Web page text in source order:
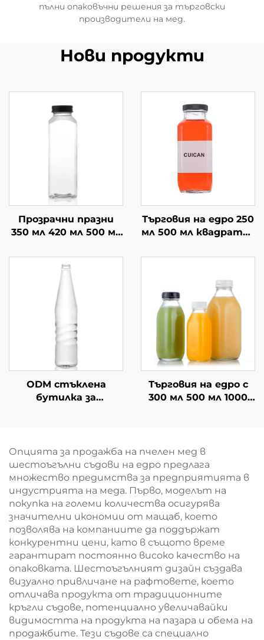
пълни опаковъчни решения за търговски
производители на мед.
Нови продукти
Прозрачни празни
350 мл 420 мл 500 мл
стъклени бутилки
за напитки
Търговия на едро 250
мл 500 мл квадратна
напитка стъклена
ODM стъклена
бутилка за
Търговия на едро с
300 мл 500 мл 1000
Опцията за продажба на пчелен мед в
шестоъгълни съдови на едро предлага
множество предимства за предприятията в
индустрията на меда. Първо, моделът на
покупка на големи количества осигурява
значителни икономии от мащаб, което
позволява на компаниите да поддържат
конкурентни цени, като в същото време
гарантират постоянно високо качество на
опаковката. Шестоъгълният дизайн създава
визуално привличане на рафтовете, което
отличава продукта от традиционните
кръгли съдове, потенциално увеличавайки
видимостта на продукта на пазара и обема на
продажбите. Тези съдове са специално